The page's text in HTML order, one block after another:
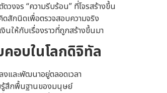
งจร “ความรีบร้อน” ที่โจรสร้างขึ้น
ดสักนิดเพื่อตรวจสอบความจริง
ให้กับเรื่องราวที่ถูกสร้างขึ้นมา
อบในโลกดิจิทัล
และพัฒนาอยู่ตลอดเวลา
สึกพื้นฐานของมนุษย์